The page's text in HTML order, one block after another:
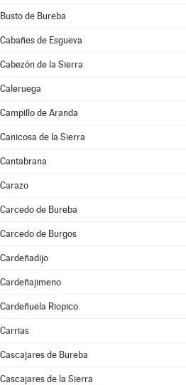
Busto de Bureba
Cabañes de Esgueva
Cabezón de la Sierra
Caleruega
Campillo de Aranda
Canicosa de la Sierra
Cantabrana
Carazo
Carcedo de Bureba
Carcedo de Burgos
Cardeñadijo
Cardeñajimeno
Cardeñuela Riopico
Carrias
Cascajares de Bureba
Cascajares de la Sierra